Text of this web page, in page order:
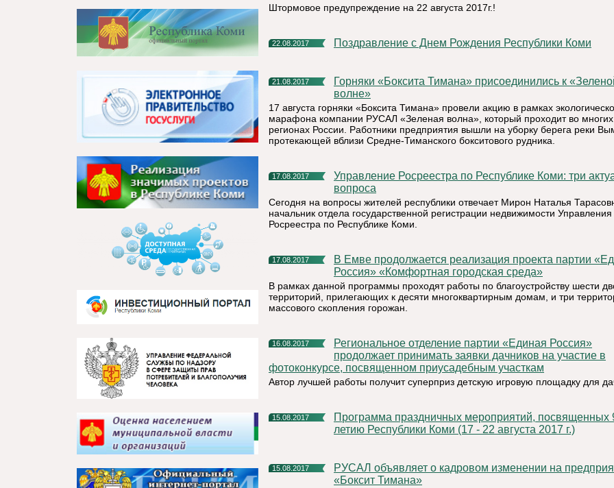
Штормовое предупреждение на 22 августа 2017г.!
22.08.2017 Поздравление с Днем Рождения Республики Коми
21.08.2017
Горняки «Боксита Тимана» присоединились к «Зеленой
волне»
17 августа горняки «Боксита Тимана» провели акцию в рамках
марафона компании РУСАЛ «Зеленая волна», который проходит во многих
регионах России. Работники предприятия вышли на уборку берега реки
протекающей вблизи Средне-Тиманского бокситового рудника.
17.08.2017
Управление Росреестра по Республике Коми: три актуальных
вопроса
Сегодня на вопросы жителей республики отвечает Мирон Наталья
начальник отдела государственной регистрации недвижимости Управления
Росреестра по Республике Коми.
17.08.2017
В Емве продолжается реализация проекта партии «Единая
Россия» «Комфортная городская среда»
В рамках данной программы проходят работы по благоустройству шести
территорий, прилегающих к десяти многоквартирным домам, и три
массового скопления горожан.
16.08.2017
Региональное отделение партии «Единая Россия»
продолжает принимать заявки дачников на участие в
фотоконкурсе, посвященном приусадебным участкам
Автор лучшей работы получит суперприз детскую игровую площадку для
15.08.2017
Программа праздничных мероприятий, посвященных 96-
летию Республики Коми (17 - 22 августа 2017 г.)
15.08.2017
РУСАЛ объявляет о кадровом изменении на предприятии
«Боксит Тимана»